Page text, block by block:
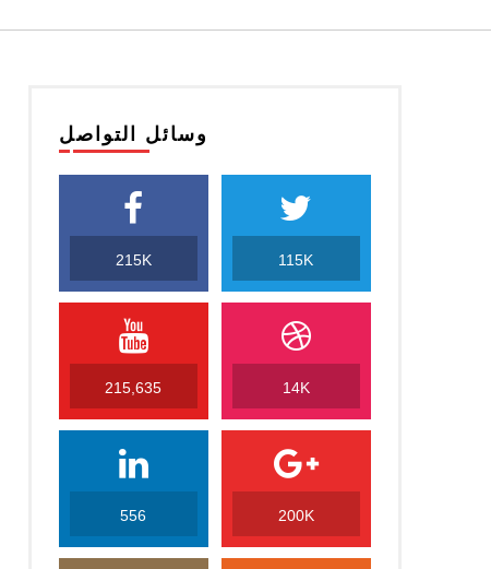
وسائل التواصل
215K 115K
215,635 14K
556 200K